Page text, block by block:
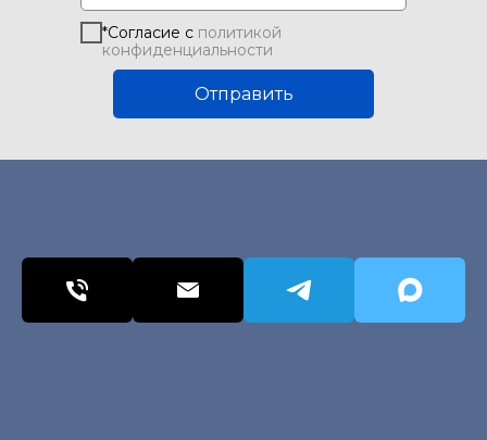
*Согласие с политикой
конфиденциальности
Отправить